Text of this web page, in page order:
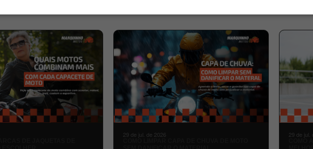
29 de jul. de 2026 29 de jul.